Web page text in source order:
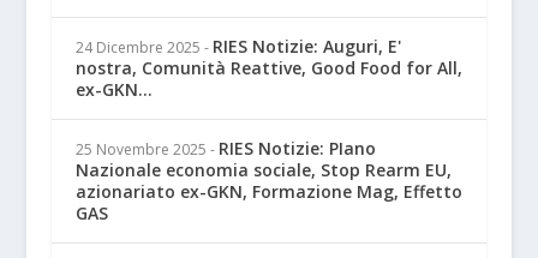
24 Dicembre 2025 - RIES Notizie: Auguri, E'
nostra, Comunità Reattive, Good Food for All,
ex-GKN...
25 Novembre 2025 - RIES Notizie: PIano
Nazionale economia sociale, Stop Rearm EU,
azionariato ex-GKN, Formazione Mag, Effetto
GAS